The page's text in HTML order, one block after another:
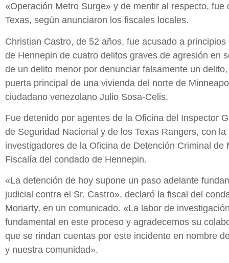
«Operación Metro Surge» y de mentir al respecto, fue
Texas, según anunciaron los fiscales locales.
Christian Castro, de 52 años, fue acusado a
de Hennepin de cuatro delitos graves de agresión en
de un delito menor por denunciar falsamente un
puerta principal de una vivienda del norte de
ciudadano venezolano Julio Sosa-Celis.
Fue detenido por agentes de la Oficina del Inspector
de Seguridad Nacional y de los Texas Rangers, con
investigadores de la Oficina de Detención Criminal de
Fiscalía del condado de Hennepin.
«La detención de hoy supone un paso adelante
judicial contra el Sr. Castro», declaró la fiscal del
Moriarty, en un comunicado. «La labor de
fundamental en este proceso y agradecemos su
que se rindan cuentas por este incidente en nombre
y nuestra comunidad».